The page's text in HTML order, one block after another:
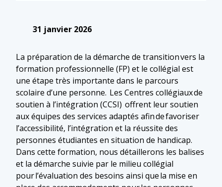
31 janvier 2026
La préparation de la démarche de transition vers la
formation professionnelle (FP) et le collégial est
une étape très importante dans le parcours
scolaire d’une personne. Les Centres collégiaux de
soutien à l’intégration (CCSI) offrent leur soutien
aux équipes des services adaptés afin de favoriser
l’accessibilité, l’intégration et la réussite des
personnes étudiantes en situation de handicap.
Dans cette formation, nous détaillerons les balises
et la démarche suivie par le milieu collégial
pour l’évaluation des besoins ainsi que la mise en